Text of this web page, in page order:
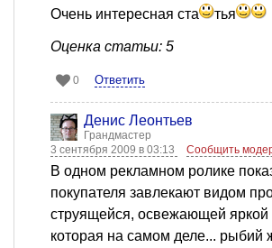
Очень интересная ста тья
Оценка статьи: 5
0 Ответить
Денис Леонтьев
Грандмастер
3 сентября 2009 в 03:13
Сообщить
В одном рекламном ролике
покупателя завлекают видом
струящейся, освежающей яркой
которая на самом деле... рыбий